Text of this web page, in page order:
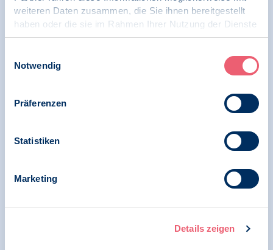
weiteren Daten zusammen, die Sie ihnen bereitgestellt
haben oder die sie im Rahmen Ihrer Nutzung der Dienste
gesammelt haben.
Notwendig
Präferenzen
Statistiken
Marketing
Details zeigen
21.02.2025
News | Psychologie und Gesundheit
BDP begrüßt Beschlüsse des Bundesrats zum
Versorgung psychisch erkrankter Menschen
und Ausgrenzung von Geflüchteten und
keine Gewalttaten in Deutschland